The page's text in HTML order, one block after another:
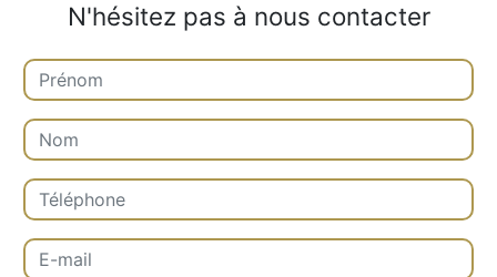
N'hésitez pas à nous contacter